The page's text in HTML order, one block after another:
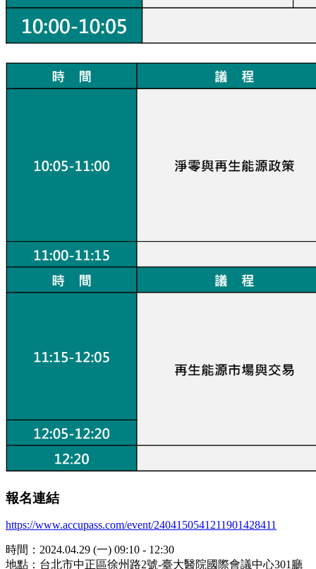
報名連結
https://www.accupass.com/event/2404150541211901428411
時間：2024.04.29 (一) 09:10 - 12:30
地點：台北市中正區徐州路2號-臺大醫院國際會議中心301廳